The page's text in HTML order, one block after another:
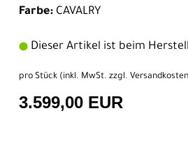
Farbe: CAVALRY
Dieser Artikel ist beim
pro Stück (inkl. MwSt. zzgl.
3.599,00 EUR